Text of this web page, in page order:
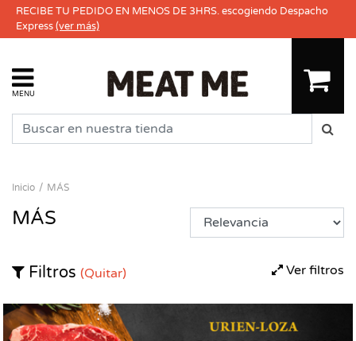
RECIBE TU PEDIDO EN MENOS DE 3HRS. escogiendo Despacho
Express(ver más)
MENU
Inicio MÁS
MÁS
Ver filtros
Filtros (Quitar)